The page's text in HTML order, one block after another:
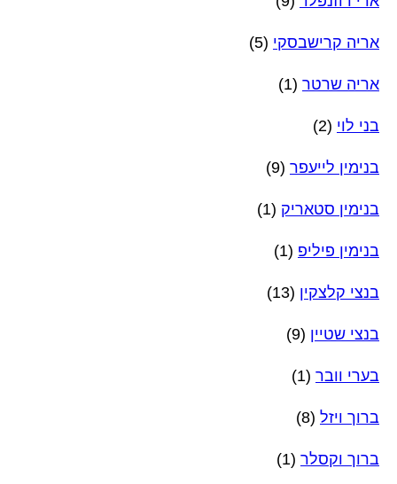
אריה קרישבסקי (5)
אריה שרטר (1)
בני לוי (2)
בנימין לייעפר (9)
בנימין סטאריק (1)
בנימין פיליפ (1)
בנצי קלצקין (13)
בנצי שטיין (9)
בערי וובר (1)
ברוך ויזל (8)
ברוך וקסלר (1)